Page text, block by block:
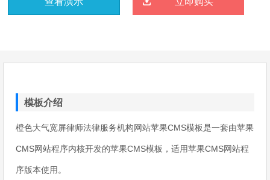
模板介绍
橙色大气宽屏律师法律服务机构网站苹果CMS模板是一套由苹果
CMS网站程序内核开发的苹果CMS模板，适用苹果CMS网站程
序版本使用。